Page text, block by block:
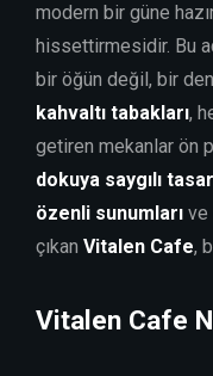
modern bir güne
hissettirmesidir. Bu
bir öğün değil, bir
kahvaltı tabakları,
getiren mekanlar ön
dokuya saygılı
özenli sunumları ve
çıkan Vitalen Cafe,
Vitalen Cafe